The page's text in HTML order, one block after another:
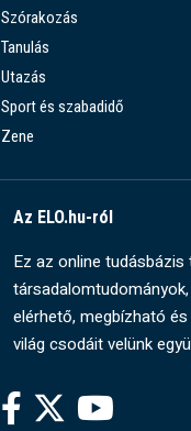
Szórakozás
Tanulás
Utazás
Sport és szabadidő
Zene
Az ELO.hu-ról
Ez az online
elérhető, megbízható
világ csodáit velünk